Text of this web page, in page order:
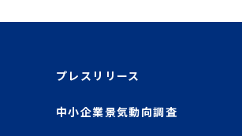
プレスリリース
中小企業景気動向調査